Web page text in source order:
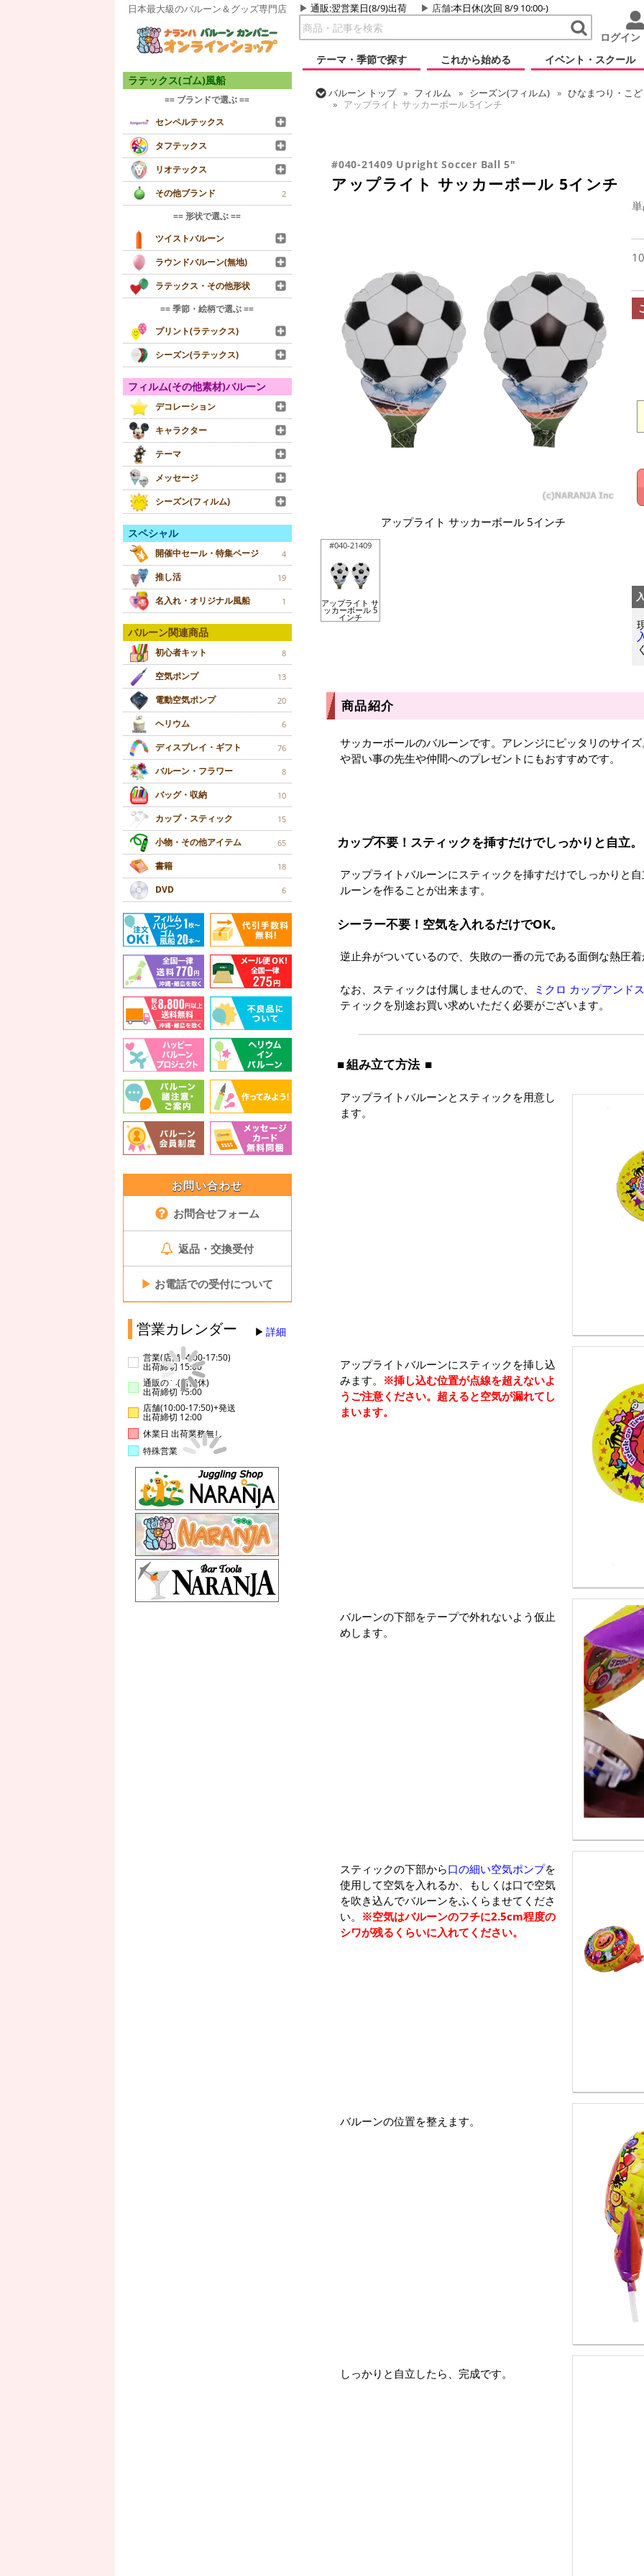
日本最大級のバルーン＆グッズ専門店 通販:翌営業日(8/9)出荷 店舗:本日休(次回 8/9 10:00-)
ログイン
テーマ・季節で探す
これから始める イベント・スクール
ラテックス(ゴム)風船
== ブランドで選ぶ ==
センペルテックス
タフテックス
リオテックス
その他ブランド
2
== 形状で選ぶ ==
ツイストバルーン
ラウンドバルーン(無地)
ラテックス・その他形状
== 季節・絵柄で選ぶ ==
プリント(ラテックス)
シーズン(ラテックス)
フィルム(その他素材)バルーン
デコレーション
キャラクター
テーマ
メッセージ
シーズン(フィルム)
スペシャル
開催中セール・特集ページ 4
推し活 19
名入れ・オリジナル風船 1
バルーン関連商品
初心者キット 8
空気ポンプ 13
電動空気ポンプ 20
ヘリウム 6
ディスプレイ・ギフト 76
バルーン・フラワー 8
バッグ・収納 10
カップ・スティック 15
小物・その他アイテム 65
書籍 18
DVD 6
お問い合わせ
お問合せフォーム
返品・交換受付
▶ お電話での受付について
営業カレンダー 詳細
営業(店舗14:00-17:50)
出荷締切 15:00
通販のみ(店舗休)
出荷締切 15:00
店舗(10:00-17:50)+発送
出荷締切 12:00
休業日 出荷業務無し
特殊営業
バルーン トップ フィルム シーズン(フィルム)
ひなまつり・こ
アップライト サッカーボール 5インチ
#040-21409 Upright Soccer Ball 5"
アップライト サッカーボール 5インチ
アップライト サッカーボール 5インチ
#040-21409
アップライト サ
ッカーボール 5
インチ
商品紹介
サッカーボールのバルーンです。アレンジにピッタリのサイ
や習い事の先生や仲間へのプレゼントにもおすすめです。
カップ不要！スティックを挿すだけでしっかりと自立。
アップライトバルーンにスティックを挿すだけでしっかりと
ルーンを作ることが出来ます。
シーラー不要！空気を入れるだけでOK。
逆止弁がついているので、失敗の一番の元である面倒な熱圧
なお、スティックは付属しませんので、
ミクロ カップアンド
ティックを別途お買い求めいただく必要がございます。
組み立て方法
アップライトバルーンとスティックを用意し
ます。
アップライトバルーンにスティックを挿し込
みます。 ※挿し込む位置が点線を超えないよ
うご注意ください。超えると空気が漏れてし
まいます。
バルーンの下部をテープで外れないよう仮止
めします。
スティックの下部から口の細い空気ポンプを
使用して空気を入れるか、もしくは口で空気
を吹き込んでバルーンをふくらませてくださ
い。 ※空気はバルーンのフチに2.5cm程度の
シワが残るくらいに入れてください。
バルーンの位置を整えます。
しっかりと自立したら、完成です。